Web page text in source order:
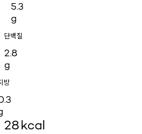
5.3
g
단백질
2.8
g
방
28kcal